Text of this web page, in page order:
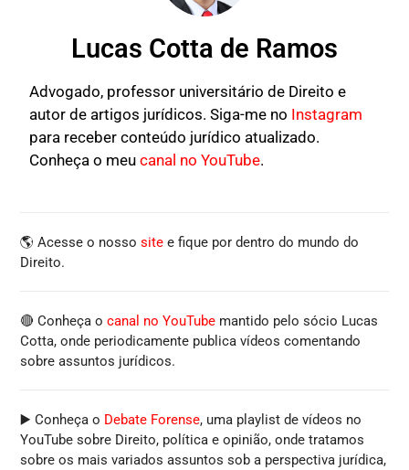
Lucas Cotta de Ramos
Advogado, professor universitário de Direito e
autor de artigos jurídicos. Siga-me no Instagram
para receber conteúdo jurídico atualizado.
Conheça o meucanal no YouTube.
🌎 Acesse o nossosite e fique por dentro do mundo do
Direito.
🔴 Conheça ocanal no YouTube mantido pelo sócio Lucas
Cotta, onde periodicamente publica vídeos comentando
sobre assuntos jurídicos.
▶️ Conheça o Debate Forense, uma playlist de vídeos no
YouTube sobre Direito, política e opinião, onde tratamos
sobre os mais variados assuntos sob a perspectiva jurídica,